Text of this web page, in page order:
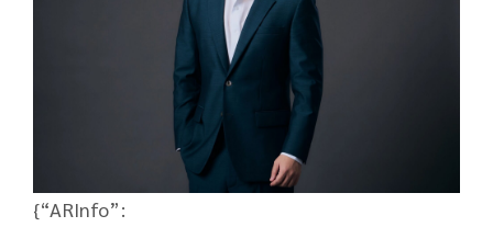
{“ARInfo”: